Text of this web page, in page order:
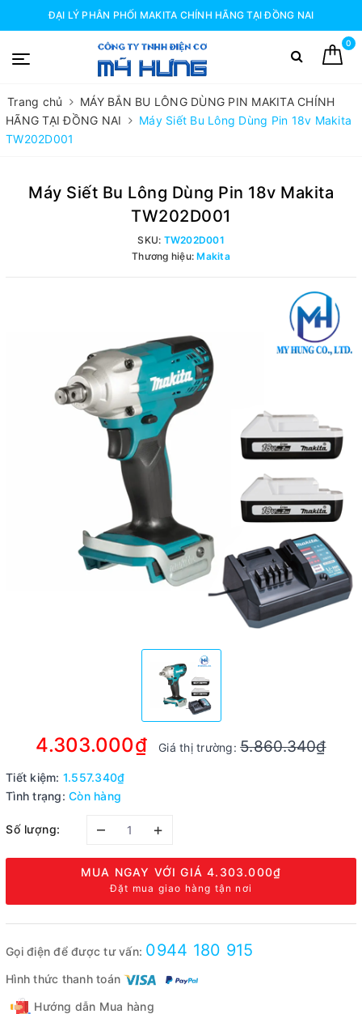
ĐẠI LÝ PHÂN PHỐI MAKITA CHÍNH HÃNG TẠI ĐỒNG NAI
0
Trang chủ
MÁY BẮN BU LÔNG DÙNG PIN MAKITA CHÍNH
HÃNG TẠI ĐỒNG NAI
Máy Siết Bu Lông Dùng Pin 18v Makita
TW202D001
Máy Siết Bu Lông Dùng Pin 18v Makita
TW202D001
SKU: TW202D001
Thương hiệu:Makita
4.303.000₫ Giá thị trường:5.860.340₫
Tiết kiệm: 1.557.340₫
Tình trạng: Còn hàng
Số lượng: – +
MUA NGAY VỚI GIÁ4.303.000₫
Đặt mua giao hàng tận nơi
Gọi điện để được tư vấn: 0944 180 915
Hình thức thanh toán
Hướng dẫn Mua hàng